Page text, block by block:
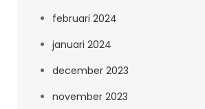
februari 2024
januari 2024
december 2023
november 2023